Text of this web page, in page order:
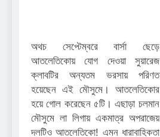
অথচ সেপ্টেম্বরে বার্সা ছেড়ে
আতলেতিকোয় যোগ দেওয়া সুয়ারেজ
ক্লাবটির অন্যতম ভরসায় পরিণত
হয়েছেন এই মৌসুমে। আতলেতিকোর
হয়ে গোল করেছেন ৫টি। এছাড়া চলমান
মৌসুমে লা লিগায় একমাত্র অপরাজেয়
দলটিও আতলেতিকো! এমন ধারাবাহিকতা